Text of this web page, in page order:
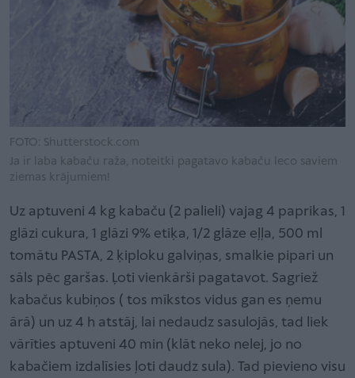
FOTO: Shutterstock.com
Ja ir laba kabaču raža, noteitki pagatavo kabaču leco saviem
ziemas krājumiem!
Uz aptuveni 4 kg kabaču (2 palieli) vajag 4 paprikas, 1
glāzi cukura, 1 glāzi 9% etiķa, 1/2 glāze eļļa, 500 ml
tomātu PASTA, 2 ķiploku galviņas, smalkie pipari un
sāls pēc garšas. Ļoti vienkārši pagatavot. Sagriež
kabačus kubiņos ( tos mīkstos vidus gan es ņemu
ārā) un uz 4 h atstāj, lai nedaudz sasulojās, tad liek
vārīties aptuveni 40 min (klāt neko nelej, jo no
kabačiem izdalīsies ļoti daudz sula). Tad pievieno visu